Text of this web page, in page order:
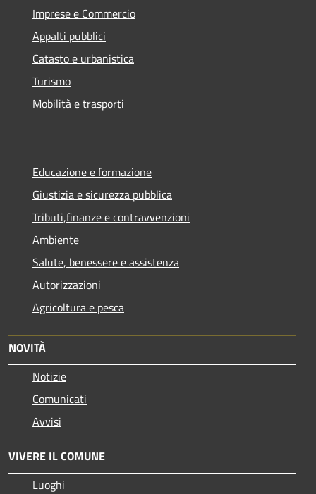
Imprese e Commercio
Appalti pubblici
Catasto e urbanistica
Turismo
Mobilità e trasporti
Educazione e formazione
Giustizia e sicurezza pubblica
Tributi,finanze e contravvenzioni
Ambiente
Salute, benessere e assistenza
Autorizzazioni
Agricoltura e pesca
NOVITÀ
Notizie
Comunicati
Avvisi
VIVERE IL COMUNE
Luoghi